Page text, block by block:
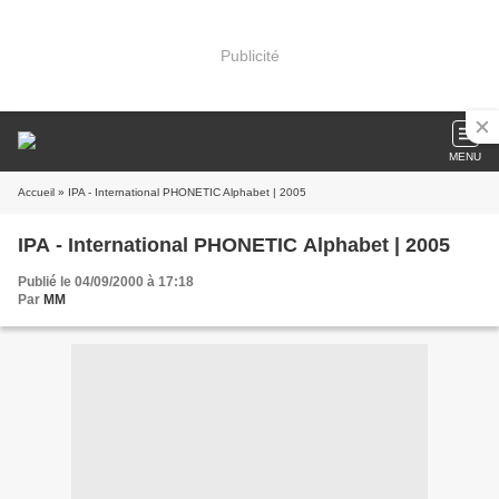
Publicité
MENU
Accueil » IPA - International PHONETIC Alphabet | 2005
IPA - International PHONETIC Alphabet | 2005
Publié le 04/09/2000 à 17:18
Par MM